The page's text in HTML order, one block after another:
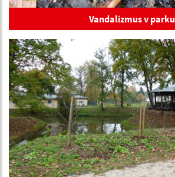
Vandalizmus v parku